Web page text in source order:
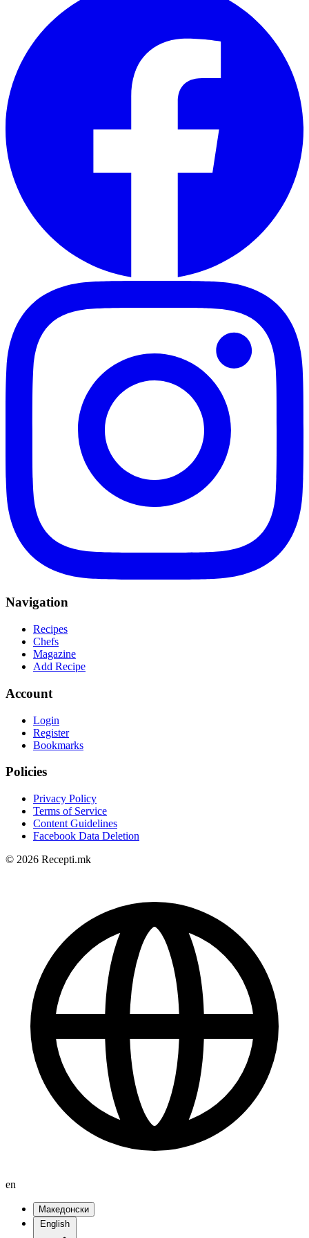
Navigation
Recipes
Chefs
Magazine
Add Recipe
Account
Login
Register
Bookmarks
Policies
Privacy Policy
Terms of Service
Content Guidelines
Facebook Data Deletion
© 2026 Recepti.mk
en
Македонски